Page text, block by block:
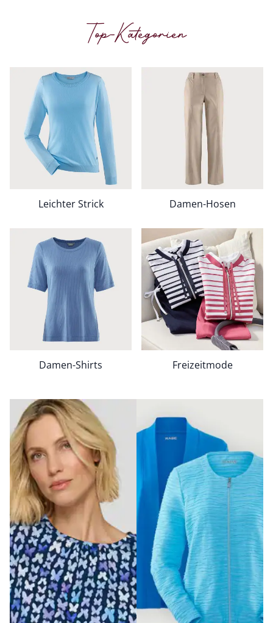
Top-Kategorien
Leichter Strick
Bildverlinkung
Damen-Hosen
Damen-Shirts
Bildverlinkung
Freizeitmode
Bildverlinkung